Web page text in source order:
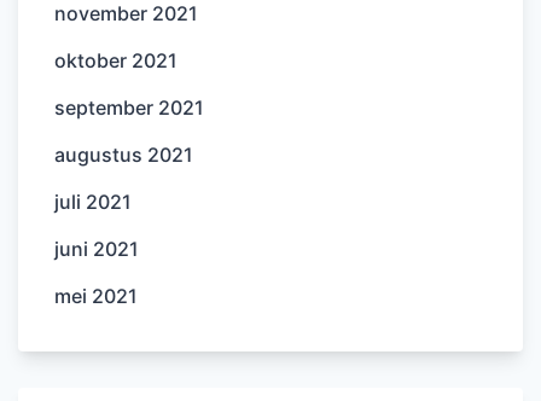
november 2021
oktober 2021
september 2021
augustus 2021
juli 2021
juni 2021
mei 2021